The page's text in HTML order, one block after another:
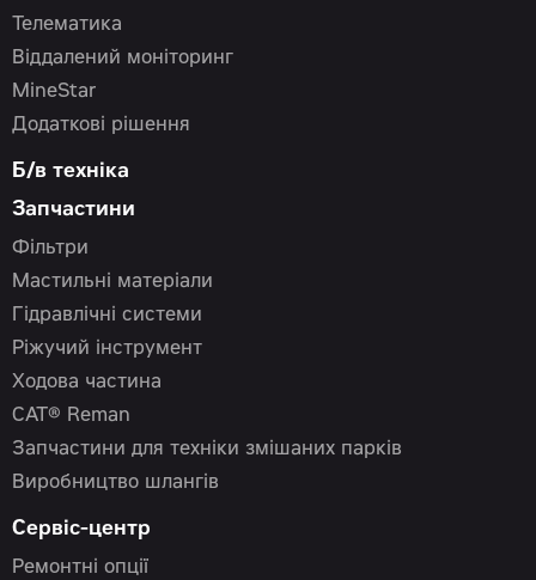
Телематика
Віддалений моніторинг
MineStar
Додаткові рішення
Б/в техніка
Запчастини
Фільтри
Мастильні матеріали
Гідравлічні системи
Ріжучий інструмент
Ходова частина
CAT® Reman
Запчастини для техніки змішаних парків
Виробництво шлангів
Сервіс-центр
Ремонтні опції